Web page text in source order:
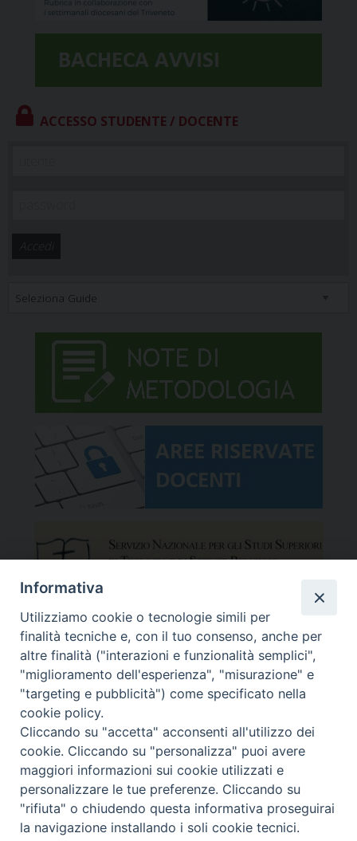
ACCESSO STUDENTE / DOCENTE
Copyright © Facoltà del Triveneto
Facoltà Teologica del Triveneto
Via del Seminario 7, 35122 Padova
Telefono: 049 664116 - Fax: 049 8785144
Mail: segreteria@fttr.it
Informativa
Utilizziamo cookie o tecnologie simili per
finalità tecniche e, con il tuo consenso, anche per
altre finalità ("interazioni e funzionalità semplici",
"miglioramento dell'esperienza", "misurazione" e
"targeting e pubblicità") come specificato nella
cookie policy.
Cliccando su "accetta" acconsenti all'utilizzo dei
cookie. Cliccando su "personalizza" puoi avere
maggiori informazioni sui cookie utilizzati e
personalizzare le tue preferenze. Cliccando su
"rifiuta" o chiudendo questa informativa proseguirai
la navigazione installando i soli cookie tecnici.